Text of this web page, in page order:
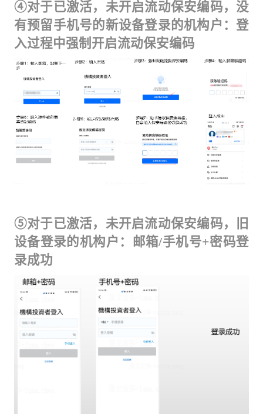
④对于已激活，未开启流动保安编码，没
有预留手机号的新设备登录的机构户：登
入过程中强制开启流动保安编码
⑤对于已激活，未开启流动保安编码，旧
设备登录的机构户：邮箱/手机号+密码登
录成功